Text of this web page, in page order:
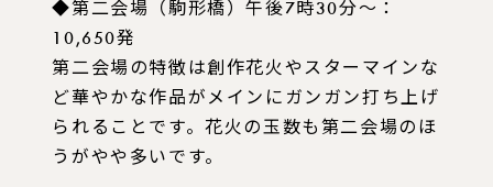
◆第二会場（駒形橋）午後7時30分～：
10,650発
第二会場の特徴は創作花火やスターマインな
ど華やかな作品がメインにガンガン打ち上げ
られることです。花火の玉数も第二会場のほ
うがやや多いです。